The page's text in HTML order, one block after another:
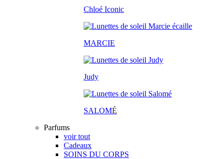
Chloé Iconic
MARCIE
Judy
SALOMÉ
Parfums
voir tout
Cadeaux
SOINS DU CORPS